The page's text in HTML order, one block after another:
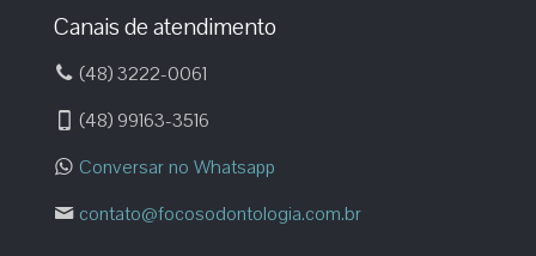
Canais de atendimento
(48) 3222-0061
(48) 99163-3516
Conversar no Whatsapp
contato@focosodontologia.com.br